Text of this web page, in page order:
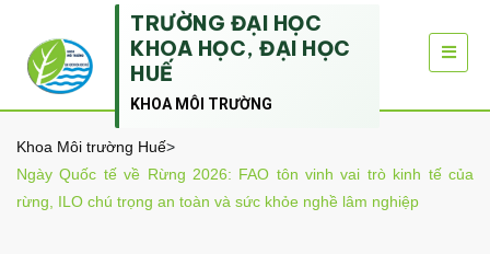
TRƯỜNG ĐẠI HỌC
KHOA HỌC, ĐẠI HỌC
HUẾ
KHOA MÔI TRƯỜNG
Khoa Môi trường Huế>
Ngày Quốc tế về Rừng 2026: FAO tôn vinh vai trò kinh tế của
rừng, ILO chú trọng an toàn và sức khỏe nghề lâm nghiệp